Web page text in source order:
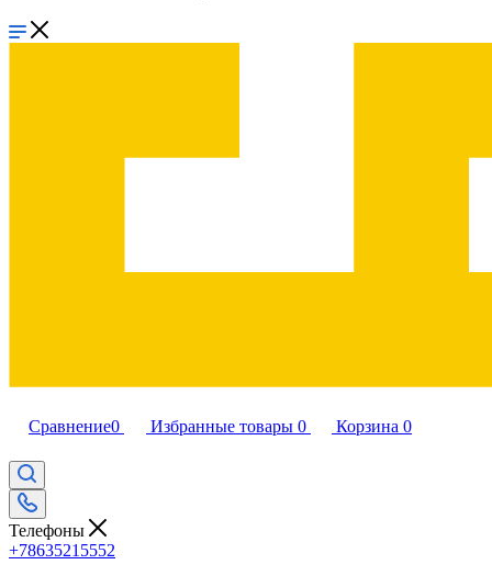
Сравнение0 Избранные товары 0 Корзина 0
Телефоны
+78635215552